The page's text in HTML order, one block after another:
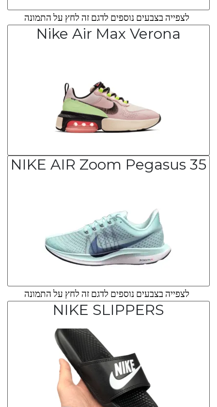
לצפייה בצבעים נוספים לדגם זה לחץ על התמונה
Nike Air Max Verona
NIKE AIR Zoom Pegasus 35
לצפייה בצבעים נוספים לדגם זה לחץ על התמונה
NIKE SLIPPERS